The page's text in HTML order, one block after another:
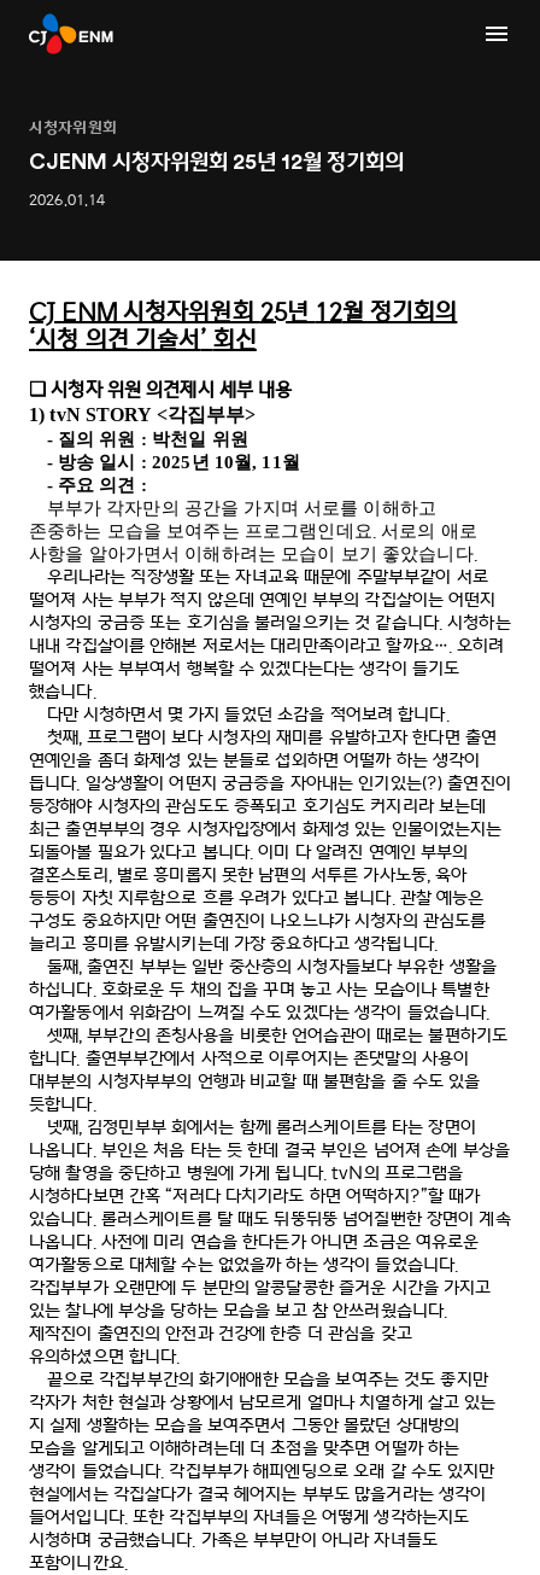
시청자위원회
CJENM 시청자위원회 25년 12월 정기회의
2026.01.14
CJ ENM 시청자위원회 25년 12월 정기회의
‘시청 의견 기술서’ 회신
❑ 시청자 위원 의견제시 세부 내용
1) tvN STORY <각집부부>
- 질의 위원 : 박천일 위원
- 방송 일시 : 2025년 10월, 11 월
- 주요 의견 :
부부가 각자만의 공간을 가지며 서로를 이해하고
존중하는 모습을 보여주는 프로그램인데요 .서로의 애로
사항을 알아가면서 이해하려는 모습이 보기 좋았습니다.
우리나라는 직장생활 또는 자녀교육 때문에 주말부부같이 서로
떨어져 사는 부부가 적지 않은데 연예인 부부의 각집살이는 어떤지
시청자의 궁금증 또는 호기심을 불러일으키는 것 같습니다.시청하는
내내 각집살이를 안해본 저로서는 대리만족이라고 할까요….오히려
떨어져 사는 부부여서 행복할 수 있겠다는다는 생각이 들기도
했습니다.
다만 시청하면서 몇 가지 들었던 소감을 적어보려 합니다.
첫째,프로그램이 보다 시청자의 재미를 유발하고자 한다면 출연
연예인을 좀더 화제성 있는 분들로 섭외하면 어떨까 하는 생각이
듭니다. 일상생활이 어떤지 궁금증을 자아내는 인기있는(?)출연진이
등장해야 시청자의 관심도도 증폭되고 호기심도 커지리라 보는데
최근 출연부부의 경우 시청자입장에서 화제성 있는 인물이었는지는
되돌아볼 필요가 있다고 봅니다.이미 다 알려진 연예인 부부의
결혼스토리, 별로 흥미롭지 못한 남편의 서투른 가사노동,육아
등등이 자칫 지루함으로 흐를 우려가 있다고 봅니다. 관찰 예능은
구성도 중요하지만 어떤 출연진이 나오느냐가 시청자의 관심도를
늘리고 흥미를 유발시키는데 가장 중요하다고 생각됩니다.
둘째,출연진 부부는 일반 중산층의 시청자들보다 부유한 생활을
하십니다. 호화로운 두 채의 집을 꾸며 놓고 사는 모습이나 특별한
여가활동에서 위화감이 느껴질 수도 있겠다는 생각이 들었습니다.
셋째,부부간의 존칭사용을 비롯한 언어습관이 때로는 불편하기도
합니다. 출연부부간에서 사적으로 이루어지는 존댓말의 사용이
대부분의 시청자부부의 언행과 비교할 때 불편함을 줄 수도 있을
듯합니다.
넷째, 김정민부부 회에서는 함께 롤러스케이트를 타는 장면이
나옵니다. 부인은 처음 타는 듯 한데 결국 부인은 넘어져 손에 부상을
당해 촬영을 중단하고 병원에 가게 됩니다. tvN의 프로그램을
시청하다보면 간혹“저러다 다치기라도 하면 어떡하지?”할 때가
있습니다. 롤러스케이트를 탈 때도 뒤뚱뒤뚱 넘어질뻔한 장면이 계속
나옵니다. 사전에 미리 연습을 한다든가 아니면 조금은 여유로운
여가활동으로 대체할 수는 없었을까 하는 생각이 들었습니다.
각집부부가 오랜만에 두 분만의 알콩달콩한 즐거운 시간을 가지고
있는 찰나에 부상을 당하는 모습을 보고 참 안쓰러웠습니다.
제작진이 출연진의 안전과 건강에 한층 더 관심을 갖고
유의하셨으면 합니다.
끝으로 각집부부간의 화기애애한 모습을 보여주는 것도 좋지만
각자가 처한 현실과 상황에서 남모르게 얼마나 치열하게 살고 있는
지 실제 생활하는 모습을 보여주면서 그동안 몰랐던 상대방의
모습을 알게되고 이해하려는데 더 초점을 맞추면 어떨까 하는
생각이 들었습니다. 각집부부가 해피엔딩으로 오래 갈 수도 있지만
현실에서는 각집살다가 결국 헤어지는 부부도 많을거라는 생각이
들어서입니다.또한 각집부부의 자녀들은 어떻게 생각하는지도
시청하며 궁금했습니다. 가족은 부부만이 아니라 자녀들도
포함이니깐요.